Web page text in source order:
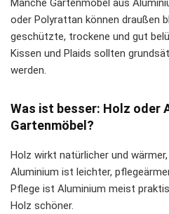
Manche Gartenmöbel aus
oder Polyrattan können draußen
geschützte, trockene und gut
Kissen und Plaids sollten
werden.
Was ist besser: Holz oder
Gartenmöbel?
Holz wirkt natürlicher und
Aluminium ist leichter,
Pflege ist Aluminium meist
Holz schöner.